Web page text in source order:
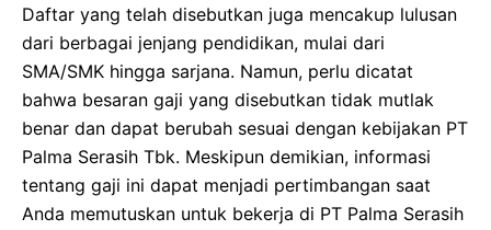
Daftar yang telah disebutkan juga mencakup lulusan
dari berbagai jenjang pendidikan, mulai dari
SMA/SMK hingga sarjana. Namun, perlu dicatat
bahwa besaran gaji yang disebutkan tidak mutlak
benar dan dapat berubah sesuai dengan kebijakan PT
Palma Serasih Tbk. Meskipun demikian, informasi
tentang gaji ini dapat menjadi pertimbangan saat
Anda memutuskan untuk bekerja di PT Palma Serasih